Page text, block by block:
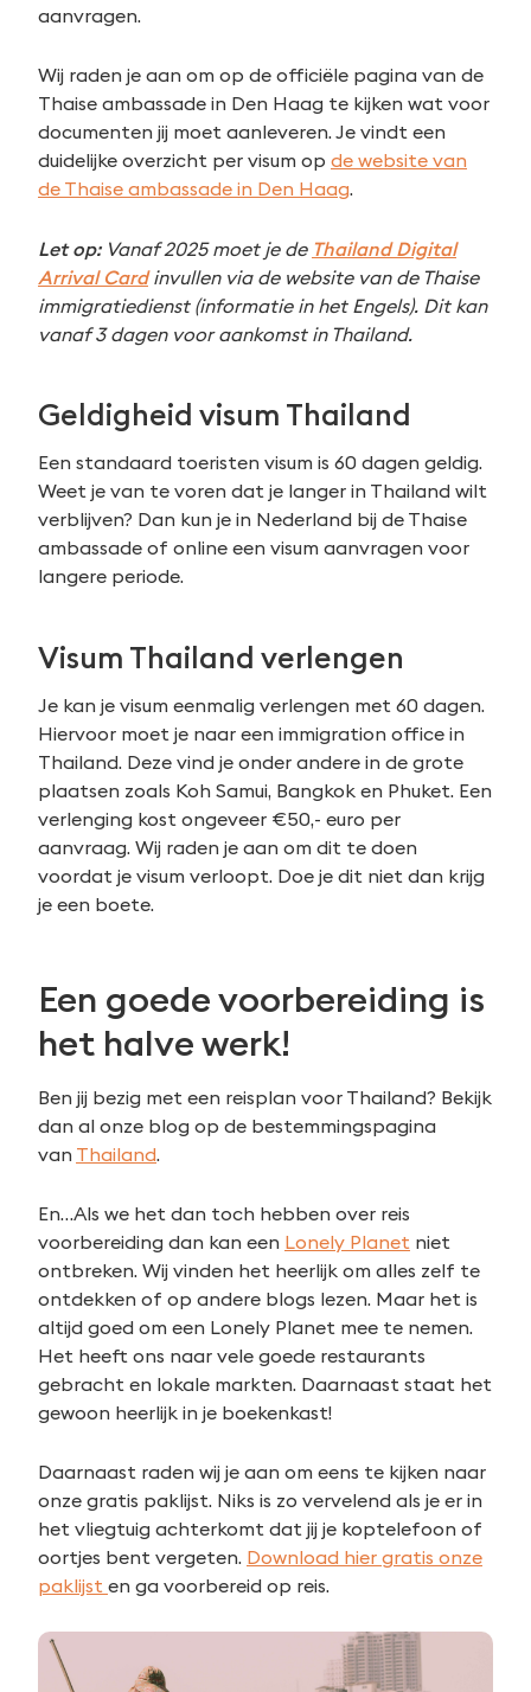
aanvragen.
Wij raden je aan om op de officiële pagina van de
Thaise ambassade in Den Haag te kijken wat voor
documenten jij moet aanleveren. Je vindt een
duidelijke overzicht per visum op de website van
de Thaise ambassade in Den Haag.
Let op:Vanaf 2025 moet je de Thailand Digital
Arrival Cardinvullen via de website van de Thaise
immigratiedienst (informatie in het Engels). Dit kan
vanaf 3 dagen voor aankomst in Thailand.
Geldigheid visum Thailand
Een standaard toeristen visum is 60 dagen geldig.
Weet je van te voren dat je langer in Thailand wilt
verblijven? Dan kun je in Nederland bij de Thaise
ambassade of online een visum aanvragen voor
langere periode.
Visum Thailand verlengen
Je kan je visum eenmalig verlengen met 60 dagen.
Hiervoor moet je naar een immigration office in
Thailand. Deze vind je onder andere in de grote
plaatsen zoals Koh Samui, Bangkok en Phuket. Een
verlenging kost ongeveer €50,- euro per
aanvraag. Wij raden je aan om dit te doen
voordat je visum verloopt. Doe je dit niet dan krijg
je een boete.
Een goede voorbereiding is
het halve werk!
Ben jij bezig met een reisplan voor Thailand? Bekijk
dan al onze blog op de bestemmingspagina
van Thailand.
En…Als we het dan toch hebben over reis
voorbereiding dan kan een Lonely Planet niet
ontbreken. Wij vinden het heerlijk om alles zelf te
ontdekken of op andere blogs lezen. Maar het is
altijd goed om een Lonely Planet mee te nemen.
Het heeft ons naar vele goede restaurants
gebracht en lokale markten. Daarnaast staat het
gewoon heerlijk in je boekenkast!
Daarnaast raden wij je aan om eens te kijken naar
onze gratis paklijst. Niks is zo vervelend als je er in
het vliegtuig achterkomt dat jij je koptelefoon of
oortjes bent vergeten. Download hier gratis onze
paklijst en ga voorbereid op reis.
Zoeken
naar: